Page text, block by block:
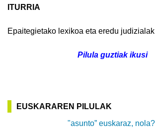
ITURRIA
Epaitegietako lexikoa eta eredu judizialak
Pilula guztiak ikusi
EUSKARAREN PILULAK
"asunto” euskaraz, nola?